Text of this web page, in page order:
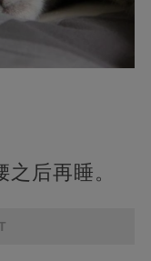
后再睡。